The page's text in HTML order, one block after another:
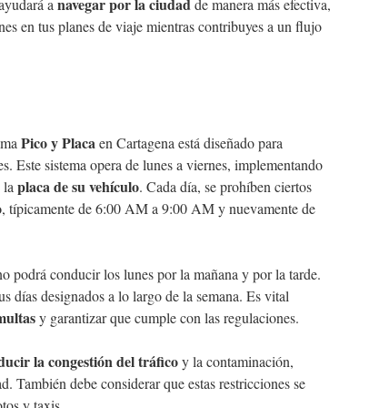
a
de manera más efectiva,
en tus planes de viaje mientras contribuyes a un flujo
Pico y Placaen Cartagena está diseñado para
Este sistema opera de lunes a viernes, implementando
placa de su vehículo. Cada día, se prohíben ciertos
, típicamente de 6:00 AM a 9:00 AM y nuevamente de
podrá conducir los lunes por la mañana y por la tarde.
días designados a lo largo de la semana. Es vital
y garantizar que cumple con las regulaciones.
la congestión del tráficoy la contaminación,
También debe considerar que estas restricciones se